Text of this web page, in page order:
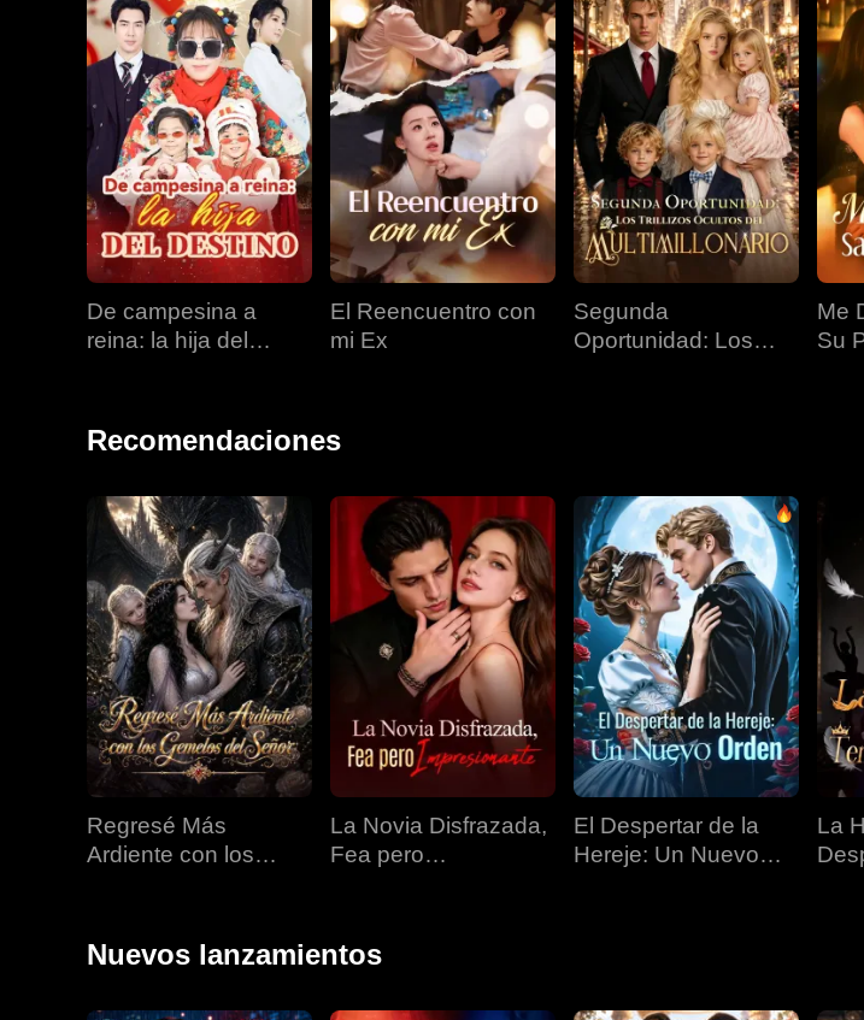
De campesina a
reina: la hija del
El Reencuentro con
mi Ex
Segunda
Oportunidad: Los
Me
Su
Recomendaciones
Regresé Más
Ardiente con los
La Novia Disfrazada,
Fea pero
El Despertar de la
Hereje: Un Nuevo
La
Nuevos lanzamientos